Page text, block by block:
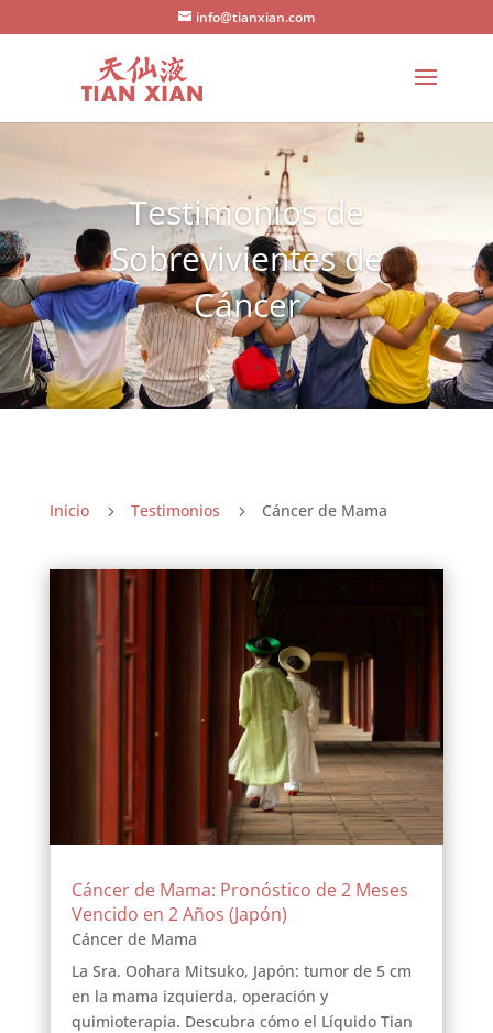
info@tianxian.com
Testimonios de
Sobrevivientes de
Cáncer
Inicio 5 Testimonios 5 Cáncer de Mama
Cáncer de Mama: Pronóstico de 2 Meses
Vencido en 2 Años (Japón)
Cáncer de Mama
La Sra. Oohara Mitsuko, Japón: tumor de 5 cm
en la mama izquierda, operación y
quimioterapia. Descubra cómo el Líquido Tian